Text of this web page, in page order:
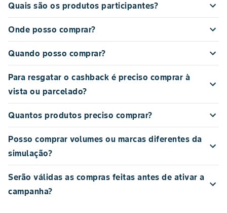
Quais são os produtos participantes?
Onde posso comprar?
Quando posso comprar?
Para resgatar o cashback é preciso comprar à
vista ou parcelado?
Quantos produtos preciso comprar?
Posso comprar volumes ou marcas diferentes da
simulação?
Serão válidas as compras feitas antes de ativar a
campanha?